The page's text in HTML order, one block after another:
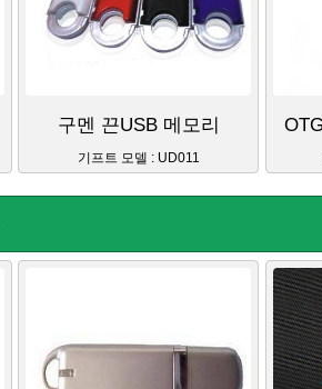
구멘 끈USB 메모리
기프트 모델 : UD011